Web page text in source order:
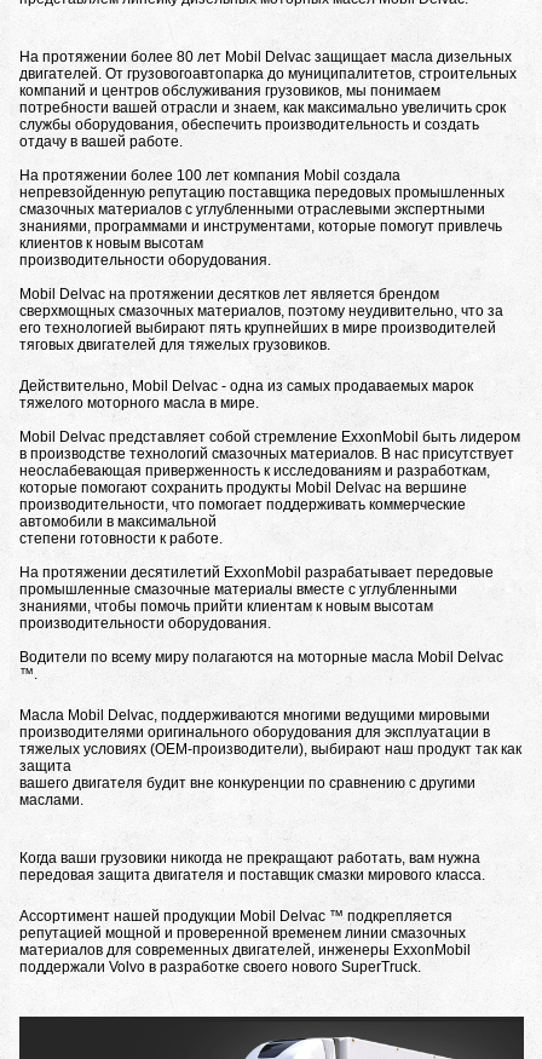
На протяжении более 80 лет Mobil Delvac защищает масла дизельных
двигателей. От грузовогоавтопарка до муниципалитетов, строительных
компаний и центров обслуживания грузовиков, мы понимаем
потребности вашей отрасли и знаем, как максимально увеличить срок
службы оборудования, обеспечить производительность и создать
отдачу в вашей работе.
На протяжении более 100 лет компания Mobil создала
непревзойденную репутацию поставщика передовых промышленных
смазочных материалов с углубленными отраслевыми экспертными
знаниями, программами и инструментами, которые помогут привлечь
клиентов к новым высотам
производительности оборудования.
Mobil Delvac на протяжении десятков лет является брендом
сверхмощных смазочных материалов, поэтому неудивительно, что за
его технологией выбирают пять крупнейших в мире производителей
тяговых двигателей для тяжелых грузовиков.
Действительно, Mobil Delvac - одна из самых продаваемых марок
тяжелого моторного масла в мире.
Mobil Delvac представляет собой стремление ExxonMobil быть лидером
в производстве технологий смазочных материалов. В нас присутствует
неослабевающая приверженность к исследованиям и разработкам,
которые помогают сохранить продукты Mobil Delvac на вершине
производительности, что помогает поддерживать коммерческие
автомобили в максимальной
степени готовности к работе.
На протяжении десятилетий ExxonMobil разрабатывает передовые
промышленные смазочные материалы вместе с углубленными
знаниями, чтобы помочь прийти клиентам к новым высотам
производительности оборудования.
Водители по всему миру полагаются на моторные масла Mobil Delvac
™.
Масла Mobil Delvac, поддерживаются многими ведущими мировыми
производителями оригинального оборудования для эксплуатации в
тяжелых условиях (OEM-производители), выбирают наш продукт так как
защита
вашего двигателя будит вне конкуренции по сравнению с другими
маслами.
Когда ваши грузовики никогда не прекращают работать, вам нужна
передовая защита двигателя и поставщик смазки мирового класса.
Ассортимент нашей продукции Mobil Delvac ™ подкрепляется
репутацией мощной и проверенной временем линии смазочных
материалов для современных двигателей, инженеры ExxonMobil
поддержали Volvo в разработке своего нового SuperTruck.